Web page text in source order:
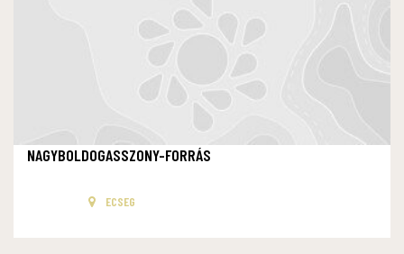
NAGYBOLDOGASSZONY-FORRÁS
ECSEG